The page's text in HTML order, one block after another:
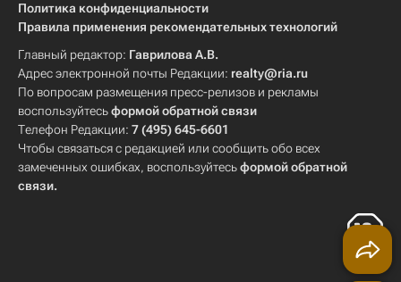
Политика конфиденциальности
Правила применения рекомендательных технологий
Главный редактор: Гаврилова А.В.
Адрес электронной почты Редакции: realty@ria.ru
По вопросам размещения пресс-релизов и рекламы
воспользуйтесьформой обратной связи
Телефон Редакции: 7 (495) 645-6601
Чтобы связаться с редакцией или сообщить обо всех
замеченных ошибках, воспользуйтесьформой обратной
связи.